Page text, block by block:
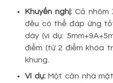
Khuyến nghị: Cả nhôm
đều có thể đáp ứng
dày (ví dụ:
điểm (từ 2 điểm khóa
khung.
Ví dụ:Một căn nhà